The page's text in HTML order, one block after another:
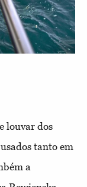
louvar dos
tanto em
a